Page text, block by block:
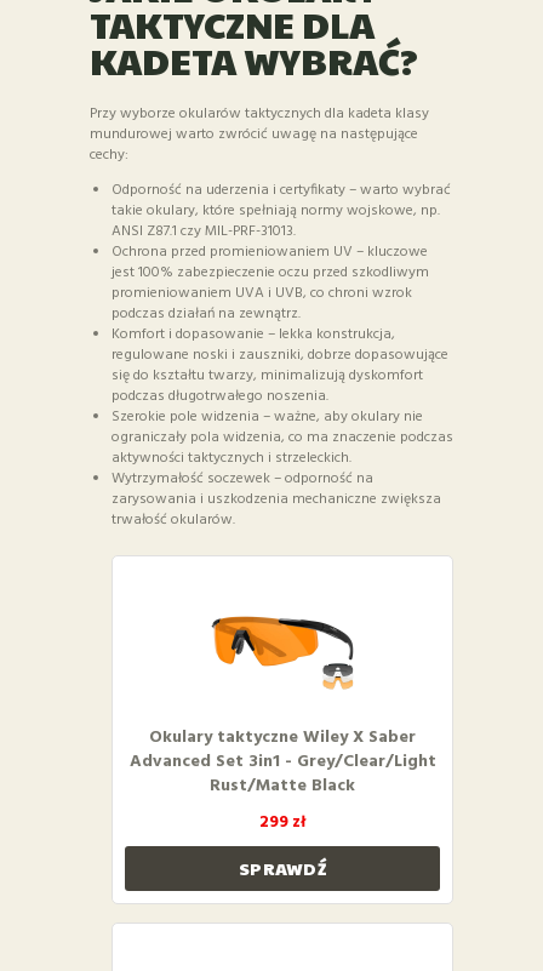
TAKTYCZNE DLA
KADETA WYBRAĆ?
Przy wyborze okularów taktycznych dla kadeta klasy
mundurowej warto zwrócić uwagę na następujące
cechy:
Odporność na uderzenia i certyfikaty – warto wybrać
takie okulary, które spełniają normy wojskowe, np.
ANSI Z87.1 czy MIL-PRF-31013.
Ochrona przed promieniowaniem UV – kluczowe
jest 100% zabezpieczenie oczu przed szkodliwym
promieniowaniem UVA i UVB, co chroni wzrok
podczas działań na zewnątrz.
Komfort i dopasowanie – lekka konstrukcja,
regulowane noski i zauszniki, dobrze dopasowujące
się do kształtu twarzy, minimalizują dyskomfort
podczas długotrwałego noszenia.
Szerokie pole widzenia – ważne, aby okulary nie
ograniczały pola widzenia, co ma znaczenie podczas
aktywności taktycznych i strzeleckich.
Wytrzymałość soczewek – odporność na
zarysowania i uszkodzenia mechaniczne zwiększa
trwałość okularów.
Okulary taktyczne Wiley X Saber
Advanced Set 3in1 - Grey/Clear/Light
Rust/Matte Black
299 zł
SPRAWDŹ